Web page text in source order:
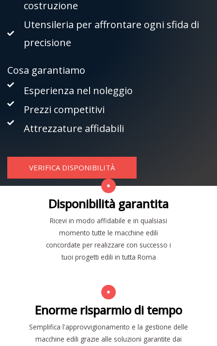
costruzione
Utensileria per affrontare ogni sfida di
precisione
Cosa garantiamo
Esperienza nel noleggio
Prezzi competitivi
Attrezzature affidabili
VERIFICA DISPONIBILITÀ
Disponibilità garantita
Ricevi in modo affidabile e in qualsiasi
momento tutte le macchine edili
concordate per realizzare con successo i
tuoi progetti edili in tutta Roma
Enorme risparmio di tempo
Semplifica l'approvvigionamento e la gestione delle
macchine edili grazie alle soluzioni garantite dai